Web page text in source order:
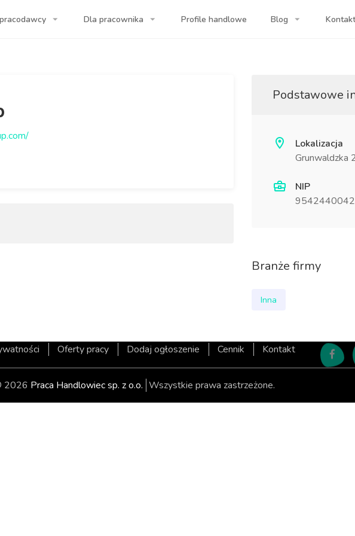
Twojej firmy! Dla pracownika Profile handlowe Blog Kontakt
Podstawowe
Lokalizacja
Grunwaldzka
NIP
9542440042
Branże firmy
Inna
Oferty pracy Dodaj ogłoszenie Cennik Kontakt
2026 Praca Handlowiec sp. z o.o. Wszystkie prawa zastrzeżone.